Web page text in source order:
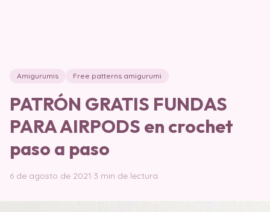
Amigurumis Free patterns amigurumi
PATRÓN GRATIS FUNDAS
PARA AIRPODS en crochet
paso a paso
6 de agosto de 2021·3 min de lectura